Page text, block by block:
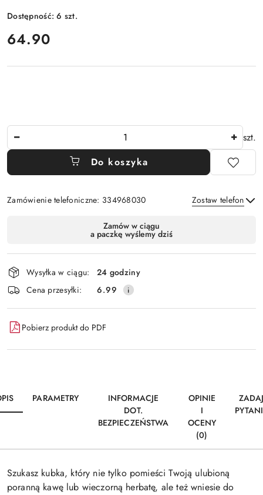
Dostępność:6 szt.
cena:
64.90
szt.
Do koszyka
Zamówienie telefoniczne: 334968030 Zostaw telefon
Wyślij
dostawa
Zamów w ciągu
a paczkę wyślemy dziś
Wysyłka w ciągu:
24 godziny
Cena przesyłki:
6.99
Pobierz produkt do PDF
PARAMETRY
INFORMACJE
DOT.
BEZPIECZEŃSTWA
OPINIE
I
OCENY
(0)
Szukasz kubka, który nie tylko pomieści Twoją ulubioną
poranną kawę lub wieczorną herbatę, ale też wniesie do